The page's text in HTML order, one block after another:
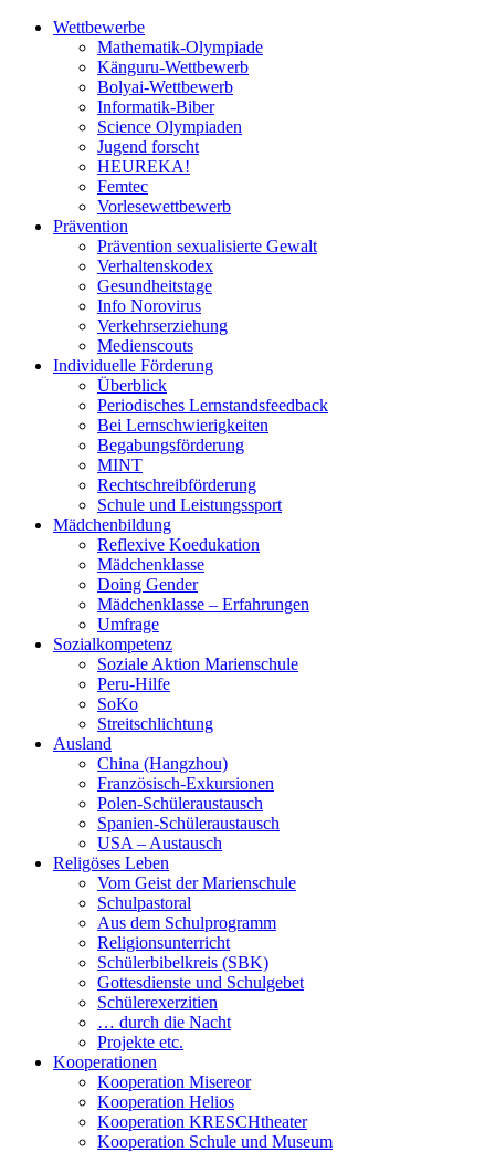
Wettbewerbe
Mathematik-Olympiade
Känguru-Wettbewerb
Bolyai-Wettbewerb
Informatik-Biber
Science Olympiaden
Jugend forscht
HEUREKA!
Femtec
Vorlesewettbewerb
Prävention
Prävention sexualisierte Gewalt
Verhaltenskodex
Gesundheitstage
Info Norovirus
Verkehrserziehung
Medienscouts
Individuelle Förderung
Überblick
Periodisches Lernstandsfeedback
Bei Lernschwierigkeiten
Begabungsförderung
MINT
Rechtschreibförderung
Schule und Leistungssport
Mädchenbildung
Reflexive Koedukation
Mädchenklasse
Doing Gender
Mädchenklasse – Erfahrungen
Umfrage
Sozialkompetenz
Soziale Aktion Marienschule
Peru-Hilfe
SoKo
Streitschlichtung
Ausland
China (Hangzhou)
Französisch-Exkursionen
Polen-Schüleraustausch
Spanien-Schüleraustausch
USA – Austausch
Religöses Leben
Vom Geist der Marienschule
Schulpastoral
Aus dem Schulprogramm
Religionsunterricht
Schülerbibelkreis (SBK)
Gottesdienste und Schulgebet
Schülerexerzitien
… durch die Nacht
Projekte etc.
Kooperationen
Kooperation Misereor
Kooperation Helios
Kooperation KRESCHtheater
Kooperation Schule und Museum